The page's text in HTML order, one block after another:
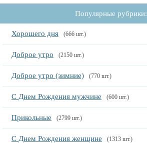
Популярные рубрики:
Хорошего дня (666 шт.)
Доброе утро (2150 шт.)
Доброе утро (зимние) (770 шт.)
С Днем Рождения мужчине (600 шт.)
Прикольные (2799 шт.)
С Днем Рождения женщине (1313 шт.)